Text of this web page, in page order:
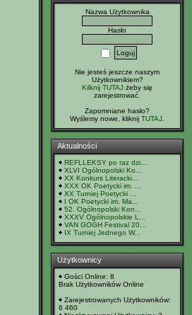
Nazwa Użytkownika
Hasło
Nie jesteś jeszcze naszym
Użytkownikiem?
Kilknij TUTAJ żeby się
zarejestrować.
Zapomniane hasło?
Wyślemy nowe, kliknij TUTAJ
Aktualności
REFLLEKSY po raz dzi...
XLVI Ogólnopolski Ko...
XX Konkurs Literacki...
XXX OK Poetycki im. ...
XX Turniej Poetycki ...
I OK Poetycki im. Ma...
52. Ogólnopolski Kon...
XXXV Ogólnopolskie L...
VAN GOGH Festival 20...
IX Turniej Jednego W...
Użytkownicy
Gości Online: 8
Brak Użytkowników Online
Zarejestrowanych Użytkowników:
6 460